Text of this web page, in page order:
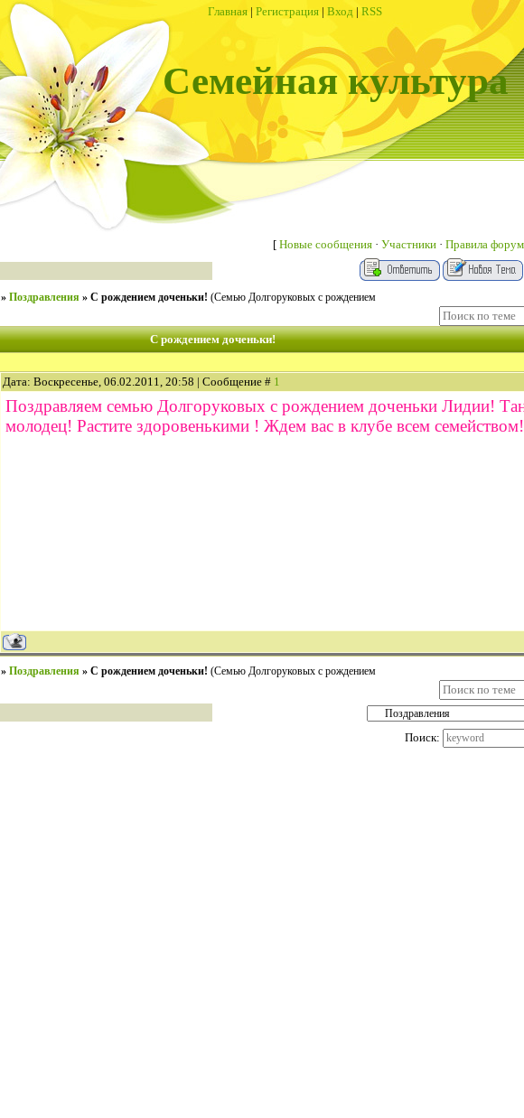
Главная | Регистрация | Вход | RSS
Семейная культура
[ Новые сообщения · Участники · Правила
» Поздравления » С рождением доченьки! (Семью Долгоруковых с рождением
С рождением доченьки!
Дата: Воскресенье, 06.02.2011, 20:58 | Сообщение # 1
Поздравляем семью Долгоруковых с рождением доченьки Лидии!
молодец! Растите здоровенькими ! Ждем вас в клубе всем семейством!
» Поздравления » С рождением доченьки! (Семью Долгоруковых с рождением
Поиск: